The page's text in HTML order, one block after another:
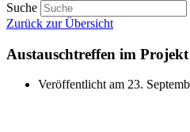
Suche
Zurück zur Übersicht
Austauschtreffen im
Veröffentlicht am 23.